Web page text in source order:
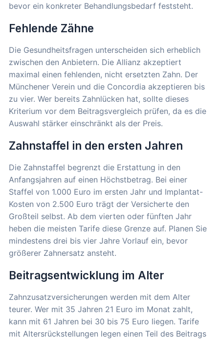
bevor ein konkreter Behandlungsbedarf feststeht.
Fehlende Zähne
Die Gesundheitsfragen unterscheiden sich erheblich
zwischen den Anbietern. Die Allianz akzeptiert
maximal einen fehlenden, nicht ersetzten Zahn. Der
Münchener Verein und die Concordia akzeptieren bis
zu vier. Wer bereits Zahnlücken hat, sollte dieses
Kriterium vor dem Beitragsvergleich prüfen, da es die
Auswahl stärker einschränkt als der Preis.
Zahnstaffel in den ersten Jahren
Die Zahnstaffel begrenzt die Erstattung in den
Anfangsjahren auf einen Höchstbetrag. Bei einer
Staffel von 1.000 Euro im ersten Jahr und Implantat-
Kosten von 2.500 Euro trägt der Versicherte den
Großteil selbst. Ab dem vierten oder fünften Jahr
heben die meisten Tarife diese Grenze auf. Planen Sie
mindestens drei bis vier Jahre Vorlauf ein, bevor
größerer Zahnersatz ansteht.
Beitragsentwicklung im Alter
Zahnzusatzversicherungen werden mit dem Alter
teurer. Wer mit 35 Jahren 21 Euro im Monat zahlt,
kann mit 61 Jahren bei 30 bis 75 Euro liegen. Tarife
mit Altersrückstellungen legen einen Teil des Beitrags